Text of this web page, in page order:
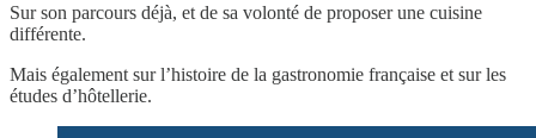
Sur son parcours déjà, et de sa volonté de proposer une cuisine
différente.
Mais également sur l’histoire de la gastronomie française et sur les
études d’hôtellerie.